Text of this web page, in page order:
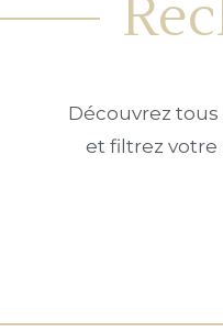
Découvrez
et filtrez votre